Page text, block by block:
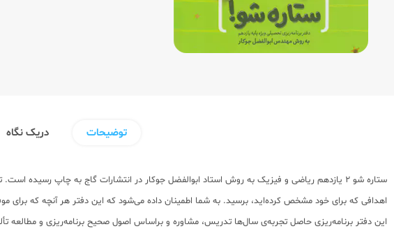
توضیحات دریک نگاه
ستاره شو 2 یازدهم ریاضی و فیزیک به روش استاد ابوالفضل جوکار در انتشارات گاج به چاپ
اهدافی که برای خود مشخص کرده‌اید، برسید. به شما اطمینان داده می‌شود که این دفتر هر آنچه که برای
این دفتر برنامه‌ریزی حاصل تجربه‌ی سال‌ها تدریس، مشاوره و براساس اصول صحیح برنامه‌ریزی و مطالعه